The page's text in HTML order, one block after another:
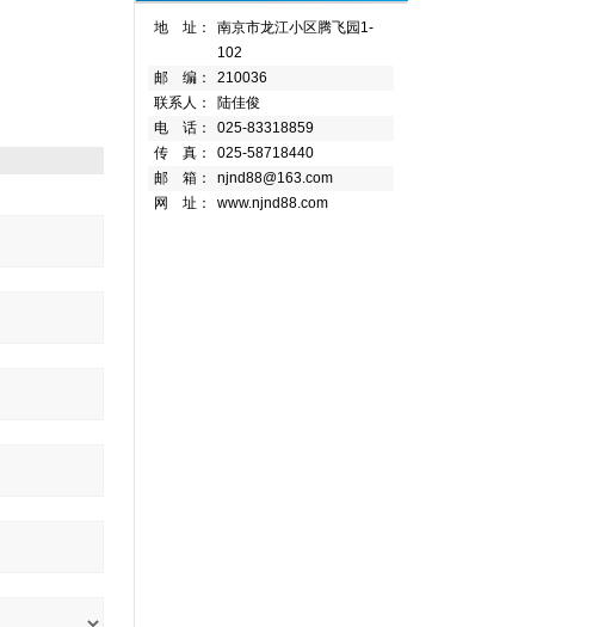
地 址：
南京市龙江小区腾飞园1-
102
邮 编：
210036
联系人：
陆佳俊
电 话：
025-83318859
传 真：
025-58718440
邮 箱：
njnd88@163.com
网 址：
www.njnd88.com